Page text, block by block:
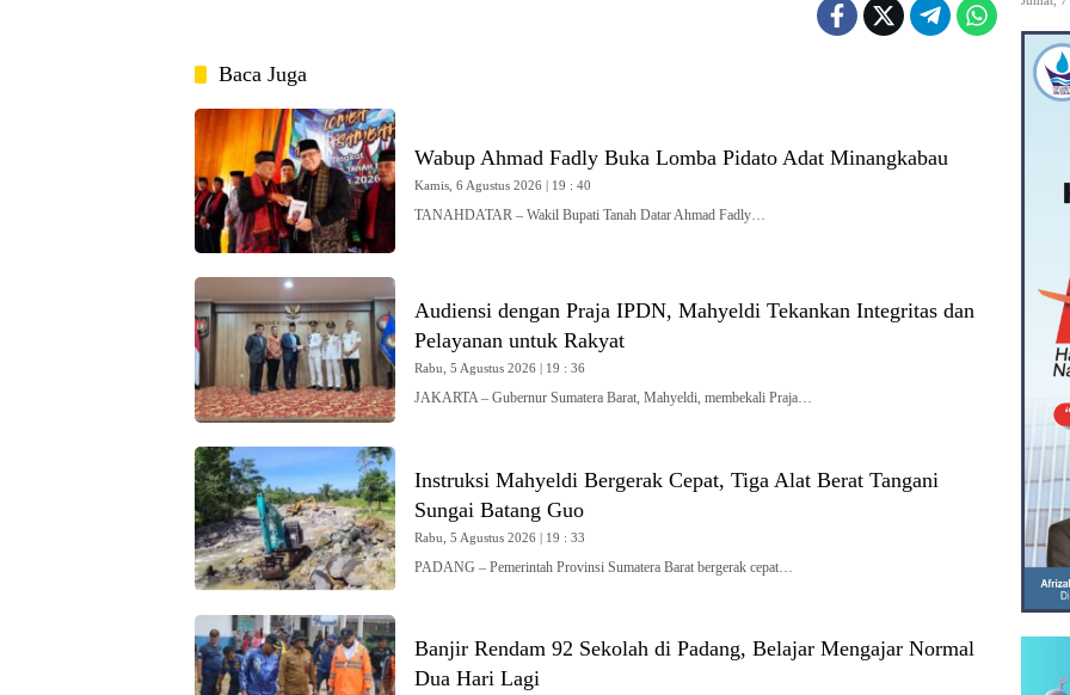
Baca Juga
Wabup Ahmad Fadly Buka Lomba Pidato Adat Minangkabau
Kamis, 6 Agustus 2026 | 19 : 40
TANAHDATAR – Wakil Bupati Tanah Datar Ahmad Fadly…
Audiensi dengan Praja IPDN, Mahyeldi Tekankan Integritas dan
Pelayanan untuk Rakyat
Rabu, 5 Agustus 2026 | 19 : 36
JAKARTA – Gubernur Sumatera Barat, Mahyeldi, membekali Praja…
Instruksi Mahyeldi Bergerak Cepat, Tiga Alat Berat Tangani
Sungai Batang Guo
Rabu, 5 Agustus 2026 | 19 : 33
PADANG – Pemerintah Provinsi Sumatera Barat bergerak cepat…
Banjir Rendam 92 Sekolah di Padang, Belajar Mengajar Normal
Dua Hari Lagi